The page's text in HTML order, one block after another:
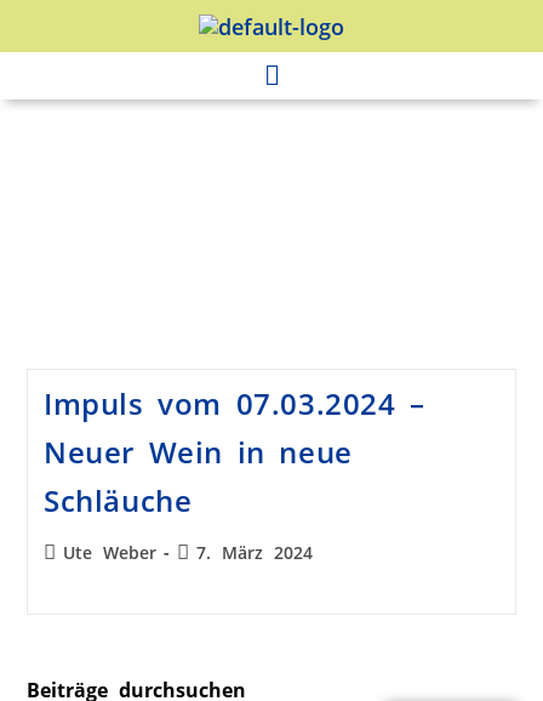
Impuls vom 07.03.2024 –
Neuer Wein in neue
Schläuche
Ute Weber 7. März 2024
Beiträge durchsuchen